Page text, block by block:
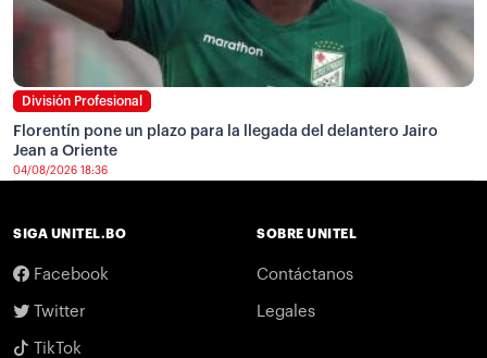
División Profesional
Florentín pone un plazo para la llegada del delantero Jairo
Jean a Oriente
04/08/2026 18:36
SIGA UNITEL.BO
Facebook
Twitter
TikTok
SOBRE UNITEL
Contáctanos
Legales